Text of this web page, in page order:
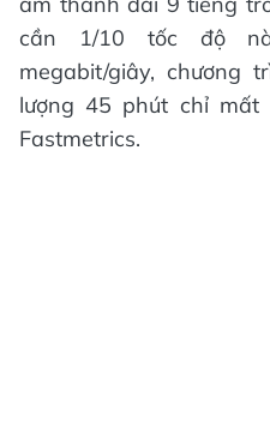
cần 1/10 tốc độ
megabit/giây, chương
lượng 45 phút chỉ
Fastmetrics.